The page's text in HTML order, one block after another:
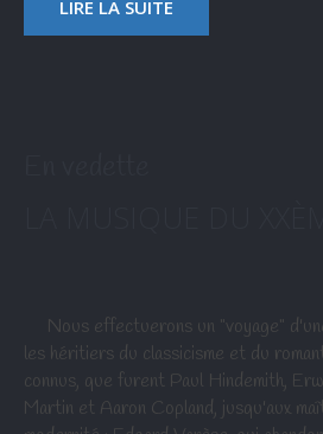
LIRE LA SUITE
Nous effectuerons un "voyage"
les héritiers du classicisme et du
connus, que furent Paul Hindemith,
Martin et Aaron Copland, jusqu'aux